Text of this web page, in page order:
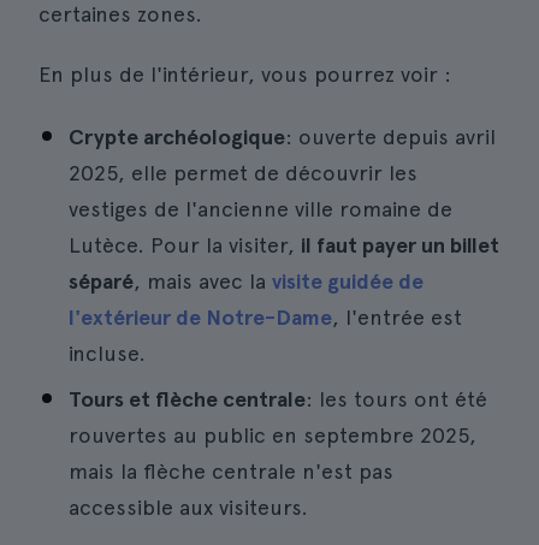
certaines zones.
En plus de l'intérieur, vous pourrez voir :
Crypte archéologique: ouverte depuis avril
2025, elle permet de découvrir les
vestiges de l'ancienne ville romaine de
Lutèce. Pour la visiter, il faut payer un billet
séparé, mais avec la visite guidée de
l'extérieur de Notre-Dame, l'entrée est
incluse.
Tours et flèche centrale: les tours ont été
rouvertes au public en septembre 2025,
mais la flèche centrale n'est pas
accessible aux visiteurs.